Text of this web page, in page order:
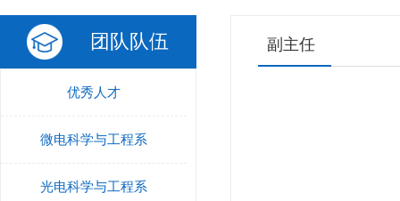
团队队伍
优秀人才
微电科学与工程系
光电科学与工程系
副主任